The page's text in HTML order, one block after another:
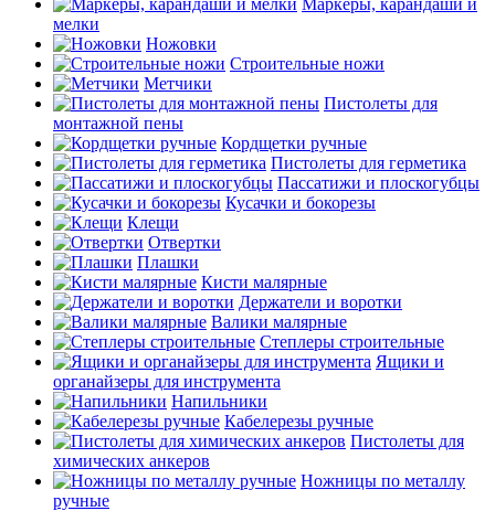
Маркеры, карандаши и
мелки
Ножовки
Строительные ножи
Метчики
Пистолеты для
монтажной пены
Кордщетки ручные
Пистолеты для герметика
Пассатижи и плоскогубцы
Кусачки и бокорезы
Клещи
Отвертки
Плашки
Кисти малярные
Держатели и воротки
Валики малярные
Степлеры строительные
Ящики и
органайзеры для инструмента
Напильники
Кабелерезы ручные
Пистолеты для
химических анкеров
Ножницы по металлу
ручные